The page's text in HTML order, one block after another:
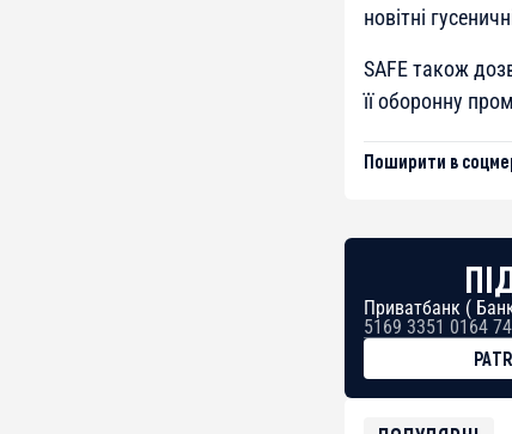
новітні
SAFE також
її оборонну
Поширити в
Приватбанк (
5169 3351 0164
USDT